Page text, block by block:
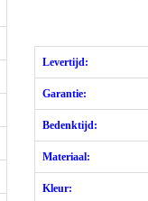
Levertijd:
Garantie:
Bedenktijd:
Materiaal:
Kleur: